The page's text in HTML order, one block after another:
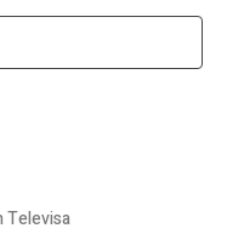
Televisa